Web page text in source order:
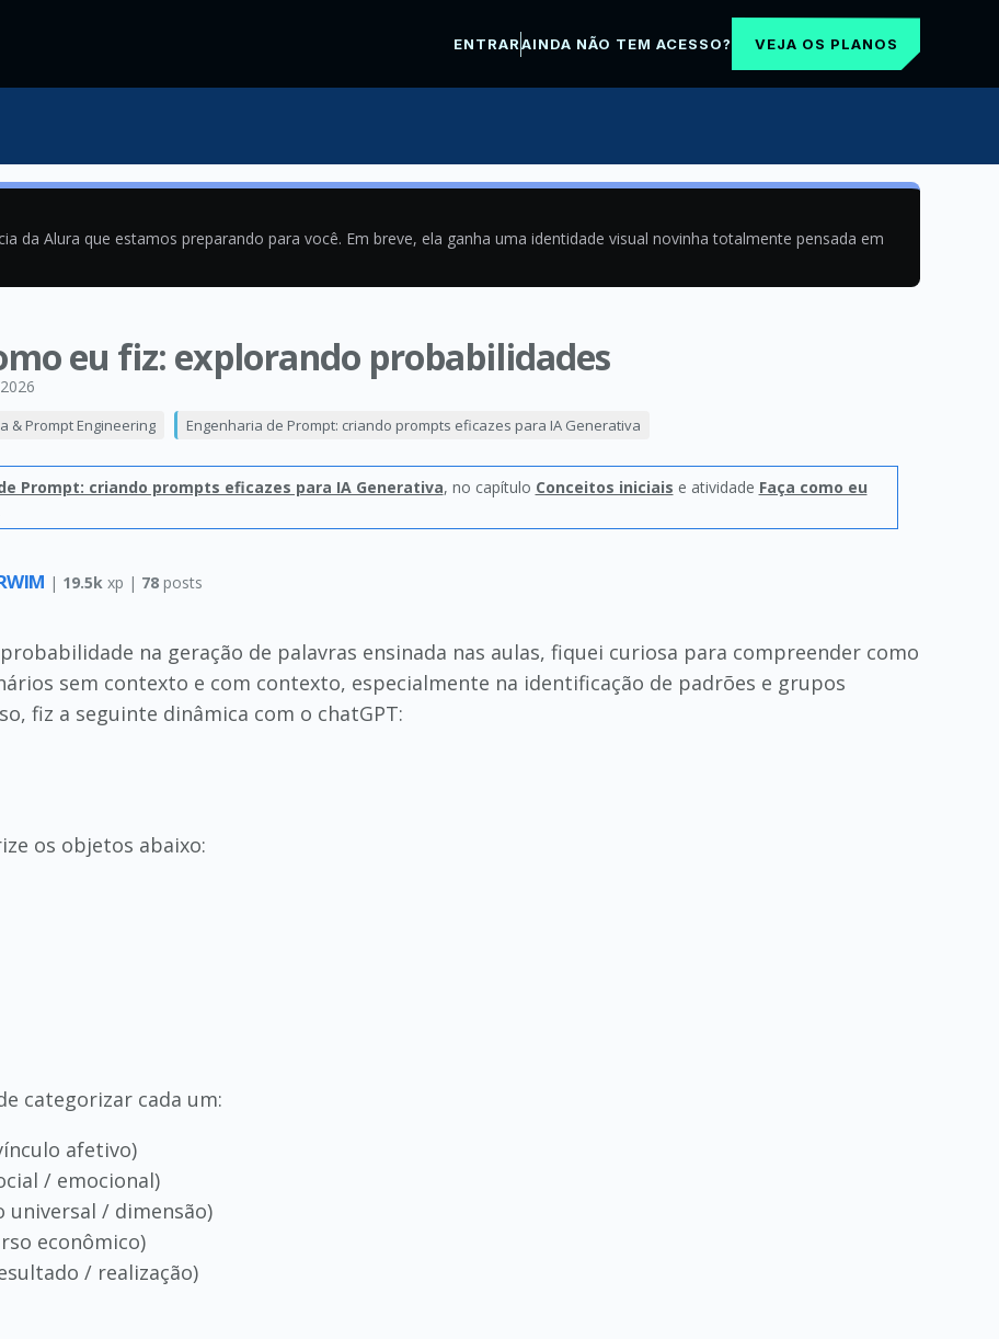
ENTRARAINDA NÃO TEM ACESSO? VEJA OS PLANOS
da Alura que estamos preparando para você. Em breve, ela ganha uma identidade visual novinha totalmente pensada em
eu fiz: explorando probabilidades
& Prompt Engineering Engenharia de Prompt: criando prompts eficazes para IA Generativa
Prompt: criando prompts eficazes para IA Generativa, no capítulo Conceitos iniciais e atividade Faça como eu
| 19.5k xp | 78posts
na geração de palavras ensinada nas aulas, fiquei curiosa para compreender como
sem contexto e com contexto, especialmente na identificação de padrões e grupos
fiz a seguinte dinâmica com o chatGPT:
os objetos abaixo:
categorizar cada um:
afetivo)
/ emocional)
/ dimensão)
econômico)
/ realização)